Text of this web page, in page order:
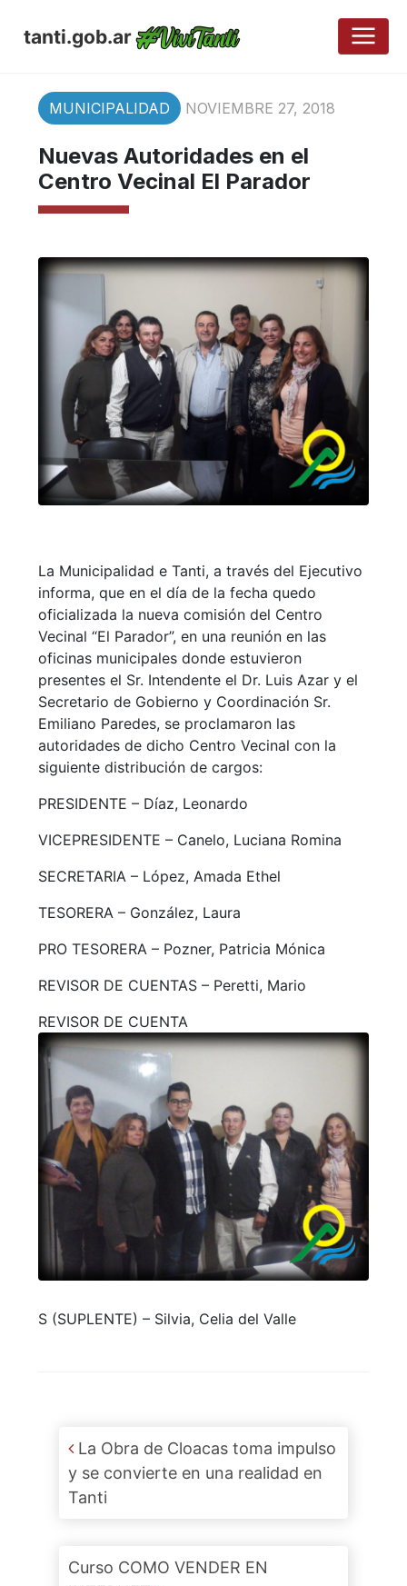
tanti.gob.ar
MUNICIPALIDAD NOVIEMBRE 27, 2018
Nuevas Autoridades en el
Centro Vecinal El Parador
La Municipalidad e Tanti, a través del Ejecutivo
informa, que en el día de la fecha quedo
oficializada la nueva comisión del Centro
Vecinal “El Parador”, en una reunión en las
oficinas municipales donde estuvieron
presentes el Sr. Intendente el Dr. Luis Azar y el
Secretario de Gobierno y Coordinación Sr.
Emiliano Paredes, se proclamaron las
autoridades de dicho Centro Vecinal con la
siguiente distribución de cargos:
PRESIDENTE – Díaz, Leonardo
VICEPRESIDENTE – Canelo, Luciana Romina
SECRETARIA – López, Amada Ethel
TESORERA – González, Laura
PRO TESORERA – Pozner, Patricia Mónica
REVISOR DE CUENTAS – Peretti, Mario
REVISOR DE CUENTA
S (SUPLENTE) – Silvia, Celia del Valle
Post navigation
La Obra de Cloacas toma impulso
y se convierte en una realidad en
Tanti
Curso COMO VENDER EN